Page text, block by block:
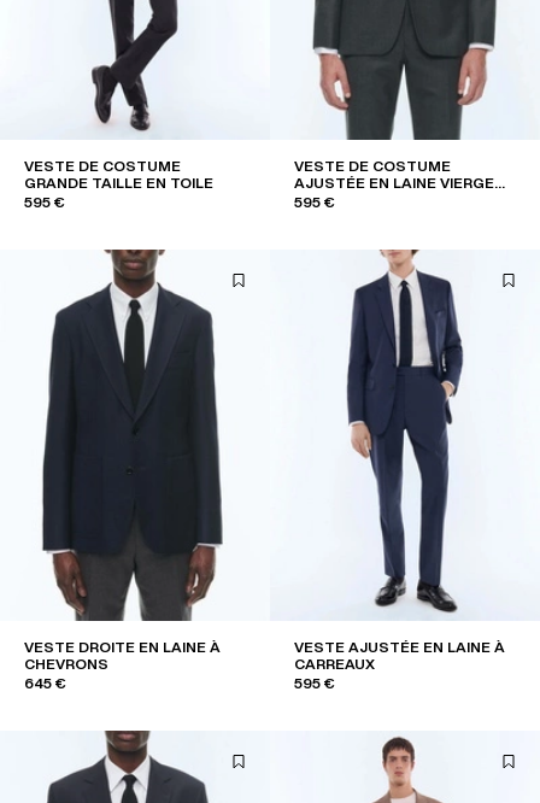
VESTE DE COSTUME
GRANDE TAILLE EN TOILE
595 €
VESTE DE COSTUME
AJUSTÉE EN LAINE VIERGE
FIL-À-FIL
595 €
VESTE DROITE EN LAINE À
CHEVRONS
645 €
VESTE AJUSTÉE EN LAINE À
CARREAUX
595 €